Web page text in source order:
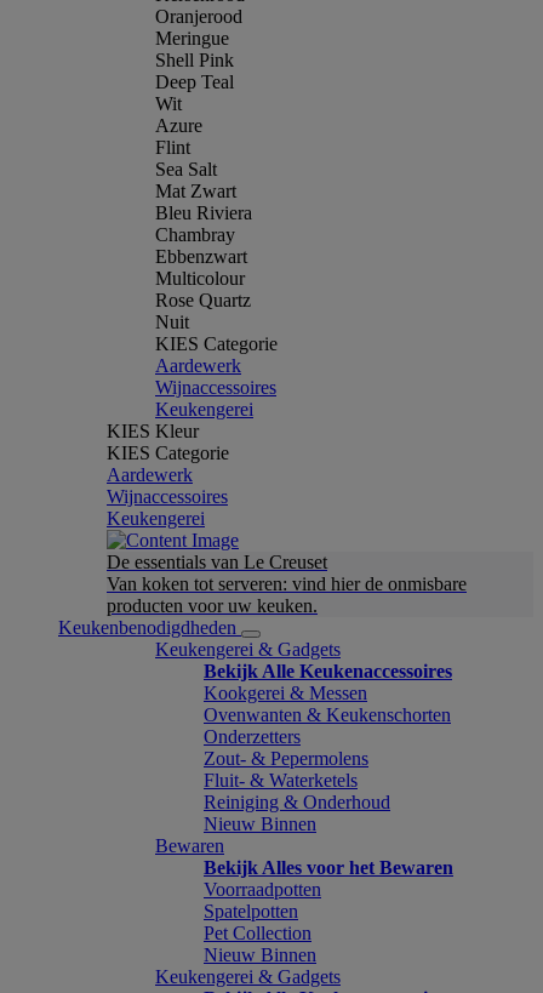
Oranjerood
Meringue
Shell Pink
Deep Teal
Wit
Azure
Flint
Sea Salt
Mat Zwart
Bleu Riviera
Chambray
Ebbenzwart
Multicolour
Rose Quartz
Nuit
KIES Categorie
Aardewerk
Wijnaccessoires
Keukengerei
KIES Kleur
KIES Categorie
Aardewerk
Wijnaccessoires
Keukengerei
De essentials van Le Creuset
Van koken tot serveren: vind hier de onmisbare
producten voor uw keuken.
Keukenbenodigdheden
Keukengerei & Gadgets
Bekijk Alle Keukenaccessoires
Kookgerei & Messen
Ovenwanten & Keukenschorten
Onderzetters
Zout- & Pepermolens
Fluit- & Waterketels
Reiniging & Onderhoud
Nieuw Binnen
Bewaren
Bekijk Alles voor het Bewaren
Voorraadpotten
Spatelpotten
Pet Collection
Nieuw Binnen
Keukengerei & Gadgets